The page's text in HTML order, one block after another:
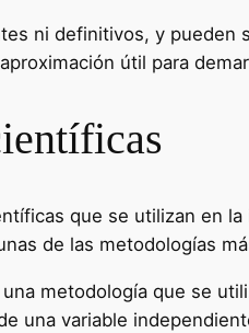
ni definitivos, y
útil para
que se utilizan en
de las metodologías
metodología que se
una variable